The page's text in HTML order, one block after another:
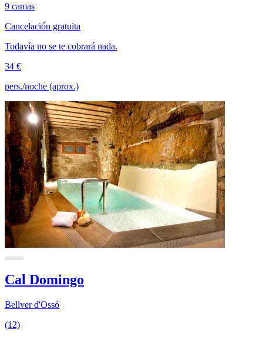
9 camas
Cancelación gratuita
Todavía no se te cobrará nada.
34 €
pers./noche (aprox.)
Cal Domingo
Bellver d'Ossó
(12)